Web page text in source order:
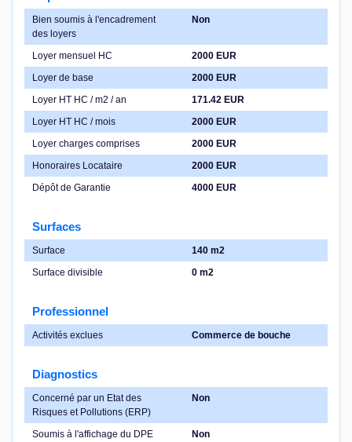
Bien soumis à l'encadrement
des loyers
Non
Loyer mensuel HC
2000 EUR
Loyer de base
2000 EUR
Loyer HT HC / m2 / an
171.42 EUR
Loyer HT HC / mois
2000 EUR
Loyer charges comprises
2000 EUR
Honoraires Locataire
2000 EUR
Dépôt de Garantie
4000 EUR
Surfaces
Surface
140 m2
Surface divisible
0 m2
Professionnel
Activités exclues Commerce de bouche
Diagnostics
Concerné par un Etat des
Risques et Pollutions (ERP)
Non
Soumis à l'affichage du DPE Non